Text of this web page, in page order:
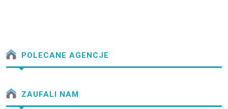
POLECANE AGENCJE
ZAUFALI NAM